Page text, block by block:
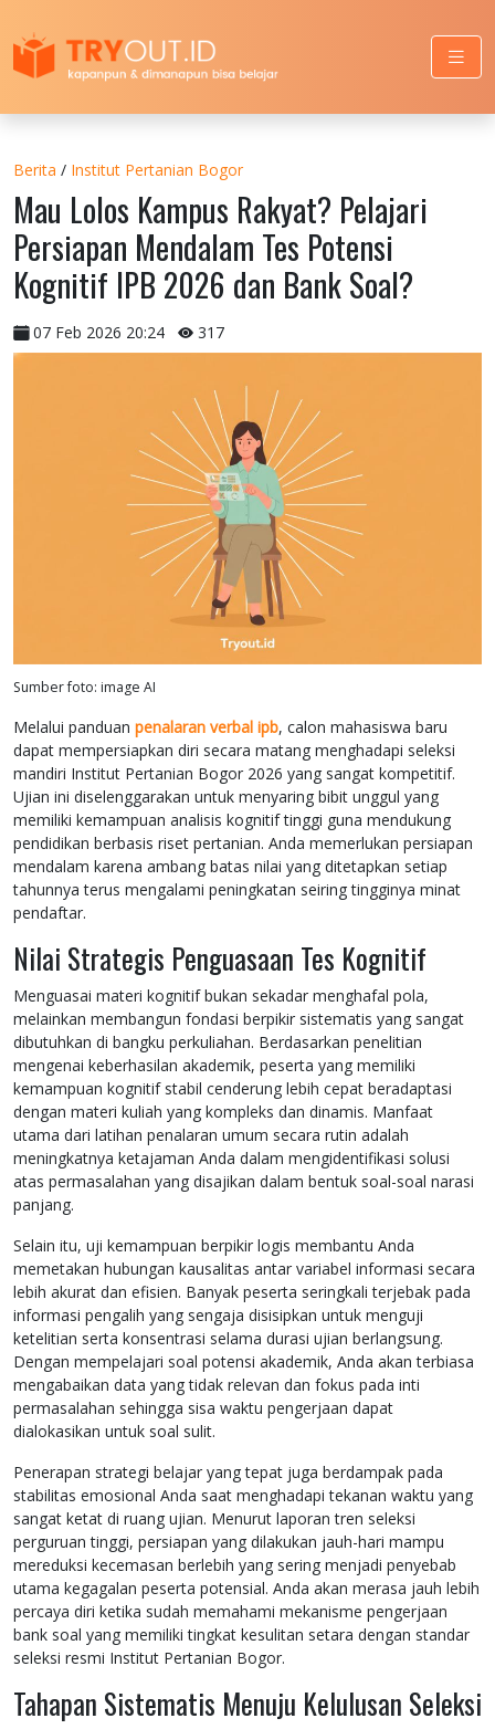
Berita / Institut Pertanian Bogor
Mau Lolos Kampus Rakyat? Pelajari
Persiapan Mendalam Tes Potensi
Kognitif IPB 2026 dan Bank Soal?
07 Feb 2026 20:24 317
Sumber foto: image AI
Melalui panduan penalaran verbal ipb, calon mahasiswa baru
dapat mempersiapkan diri secara matang menghadapi seleksi
mandiri Institut Pertanian Bogor 2026 yang sangat kompetitif.
Ujian ini diselenggarakan untuk menyaring bibit unggul yang
memiliki kemampuan analisis kognitif tinggi guna mendukung
pendidikan berbasis riset pertanian. Anda memerlukan persiapan
mendalam karena ambang batas nilai yang ditetapkan setiap
tahunnya terus mengalami peningkatan seiring tingginya minat
pendaftar.
Nilai Strategis Penguasaan Tes Kognitif
Menguasai materi kognitif bukan sekadar menghafal pola,
melainkan membangun fondasi berpikir sistematis yang sangat
dibutuhkan di bangku perkuliahan. Berdasarkan penelitian
mengenai keberhasilan akademik, peserta yang memiliki
kemampuan kognitif stabil cenderung lebih cepat beradaptasi
dengan materi kuliah yang kompleks dan dinamis. Manfaat
utama dari latihan penalaran umum secara rutin adalah
meningkatnya ketajaman Anda dalam mengidentifikasi solusi
atas permasalahan yang disajikan dalam bentuk soal-soal narasi
panjang.
Selain itu, uji kemampuan berpikir logis membantu Anda
memetakan hubungan kausalitas antar variabel informasi secara
lebih akurat dan efisien. Banyak peserta seringkali terjebak pada
informasi pengalih yang sengaja disisipkan untuk menguji
ketelitian serta konsentrasi selama durasi ujian berlangsung.
Dengan mempelajari soal potensi akademik, Anda akan terbiasa
mengabaikan data yang tidak relevan dan fokus pada inti
permasalahan sehingga sisa waktu pengerjaan dapat
dialokasikan untuk soal sulit.
Penerapan strategi belajar yang tepat juga berdampak pada
stabilitas emosional Anda saat menghadapi tekanan waktu yang
sangat ketat di ruang ujian. Menurut laporan tren seleksi
perguruan tinggi, persiapan yang dilakukan jauh-hari mampu
mereduksi kecemasan berlebih yang sering menjadi penyebab
utama kegagalan peserta potensial. Anda akan merasa jauh lebih
percaya diri ketika sudah memahami mekanisme pengerjaan
bank soal yang memiliki tingkat kesulitan setara dengan standar
seleksi resmi Institut Pertanian Bogor.
Tahapan Sistematis Menuju Kelulusan Seleksi